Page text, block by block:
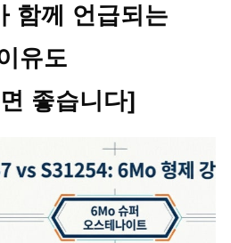
함께 언급되는
유도
좋습니다]